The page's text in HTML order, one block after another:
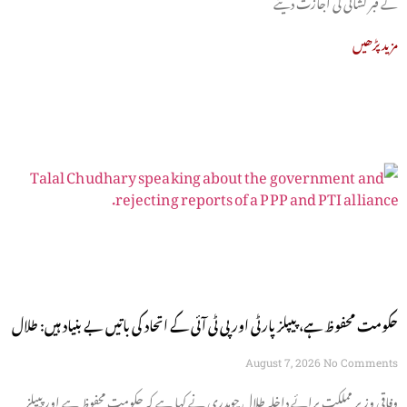
مزید پڑھیں
حکومت محفوظ ہے، پیپلز پارٹی اور پی ٹی آئی کے اتحاد کی باتیں بے بنیاد ہیں: طلال
چوہدری
August 7, 2026 No Comments
وفاقی وزیر مملکت برائے داخلہ طلال چوہدری نے کہا ہے کہ حکومت محفوظ ہے اور پیپلز